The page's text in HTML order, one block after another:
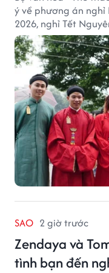
ý về phương án nghỉ
2026, nghỉ Tết
2027.
SAO 2 giờ trước
Zendaya và
tình bạn đến